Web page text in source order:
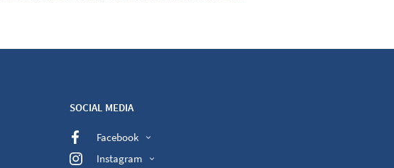
SOCIAL MEDIA
Facebook
Instagram